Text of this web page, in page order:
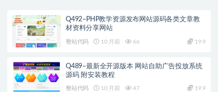
Q492–PHP教学资源发布网站源码各类文章教
材资料分享网站
整站代码 10 月前 66 19.9
Q489–最新全开源版本 网站自助广告投放系统
源码 附安装教程
整站代码 10 月前 47 19.9